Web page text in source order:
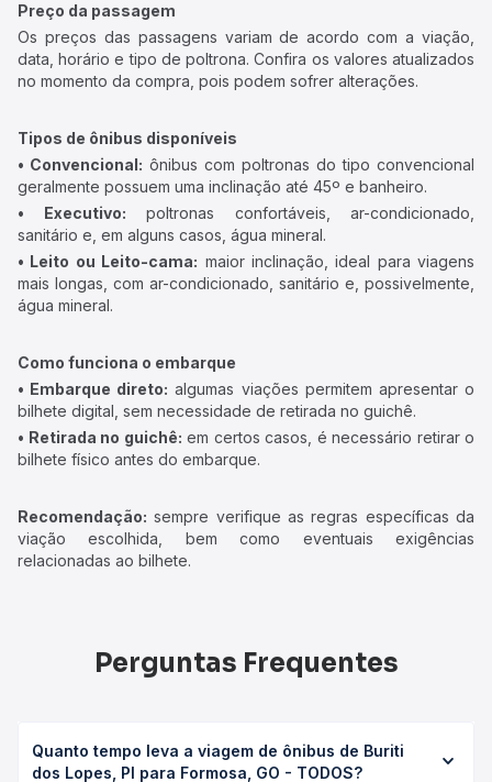
Preço da passagem
Os preços das passagens variam de acordo com a viação,
data, horário e tipo de poltrona. Confira os valores atualizados
no momento da compra, pois podem sofrer alterações.
Tipos de ônibus disponíveis
• Convencional: ônibus com poltronas do tipo convencional
geralmente possuem uma inclinação até 45º e banheiro.
• Executivo: poltronas confortáveis, ar-condicionado,
sanitário e, em alguns casos, água mineral.
• Leito ou Leito-cama: maior inclinação, ideal para viagens
mais longas, com ar-condicionado, sanitário e, possivelmente,
água mineral.
Como funciona o embarque
• Embarque direto: algumas viações permitem apresentar o
bilhete digital, sem necessidade de retirada no guichê.
• Retirada no guichê: em certos casos, é necessário retirar o
bilhete físico antes do embarque.
Recomendação: sempre verifique as regras específicas da
viação escolhida, bem como eventuais exigências
relacionadas ao bilhete.
Perguntas Frequentes
Quanto tempo leva a viagem de ônibus de Buriti
dos Lopes, PI para Formosa, GO - TODOS?